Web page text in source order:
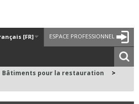
ESPACE PROFESSIONNEL
[FR]
Bâtiments pour la restauration
>